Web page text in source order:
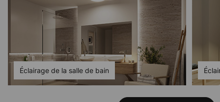
Éclairage de la salle de bain